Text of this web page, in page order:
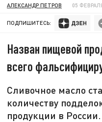
АЛЕКСАНДР ПЕТРОВ 05
ПОДПИШИТЕСЬ:
Назван пищевой
всего
Сливочное масло
количеству
продукции в России.